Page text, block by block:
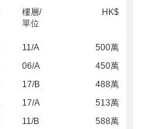
樓層/
單位
HK$
11/A
500萬
06/A
450萬
17/B
488萬
17/A
513萬
11/B
588萬